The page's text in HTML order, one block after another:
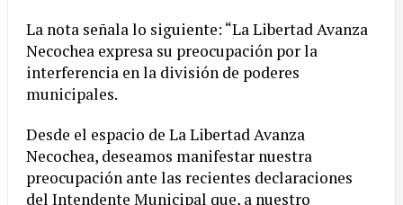
La nota señala lo siguiente: “La Libertad Avanza
Necochea expresa su preocupación por la
interferencia en la división de poderes
municipales.
Desde el espacio de La Libertad Avanza
Necochea, deseamos manifestar nuestra
preocupación ante las recientes declaraciones
del Intendente Municipal que, a nuestro